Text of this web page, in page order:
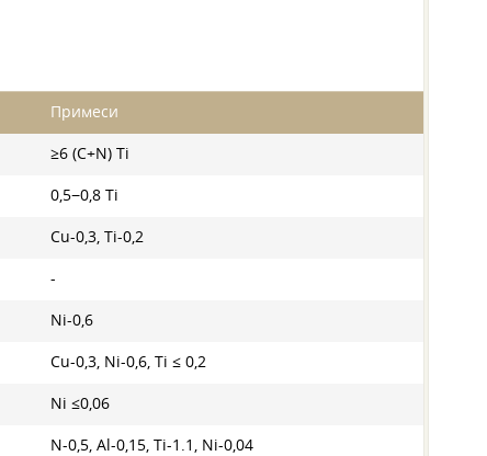
Примеси
≥6 (C+N) Ti
0,5−0,8 Ti
Cu-0,3, Ti-0,2
-
Ni-0,6
Cu-0,3, Ni-0,6, Ti ≤ 0,2
Ni ≤0,06
N-0,5, Al-0,15, Ti-1.1, Ni-0,04